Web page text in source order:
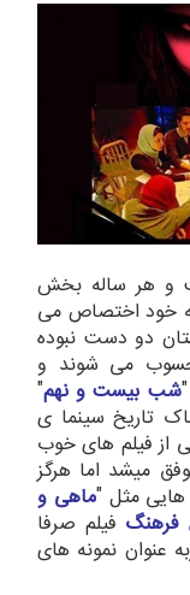
و هر ساله بخش
خود اختصاص می
دو دست نبوده
می شوند و
شب بیست و نهم"
تاریخ سینما ی
از فیلم های خوب
میشد اما هرگز
هایی مثل "ماهی و
فرهنگ فیلم صرفا
عنوان نمونه های